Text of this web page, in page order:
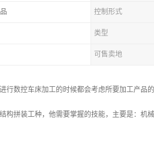
控制形式
类型
可售卖地
行数控车床加工的时候都会考虑所要加工产品
构拼装工种，他需要掌握的技能，主要是：机